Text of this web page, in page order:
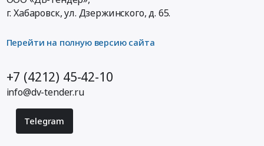
г. Хабаровск,ул. Дзержинского, д. 65.
Перейти на полную версию сайта
+7 (4212) 45-42-10
info@dv-tender.ru
Telegram